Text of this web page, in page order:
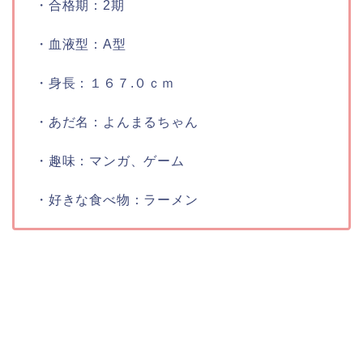
・合格期： 2期
・血液型： A型
・身長： １６７.０ｃｍ
・あだ名： よんまるちゃん
・趣味： マンガ、ゲーム
・好きな食べ物： ラーメン